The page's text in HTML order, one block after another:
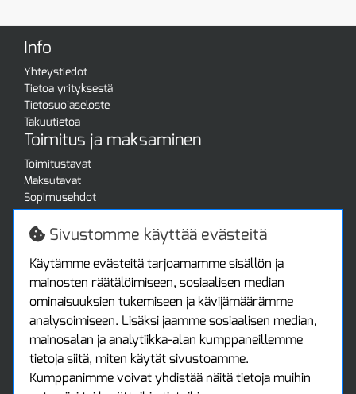
Info
Yhteystiedot
Tietoa yrityksestä
Tietosuojaseloste
Takuutietoa
Toimitus ja maksaminen
Toimitustavat
Maksutavat
Sopimusehdot
Turvallista ostamista
Jälleenmyyjille
Tax free / verovapaa myynti
Asiakastilini
Asiakastili
Luo tili
Kirjaudu sisään
Ota yhteyttä
Protools Oy
Sivustomme käyttää evästeitä
Käytämme evästeitä tarjoamamme sisällön ja
mainosten räätälöimiseen, sosiaalisen median
ominaisuuksien tukemiseen ja kävijämäärämme
analysoimiseen. Lisäksi jaamme sosiaalisen median,
mainosalan ja analytiikka-alan kumppaneillemme
tietoja siitä, miten käytät sivustoamme.
Kumppanimme voivat yhdistää näitä tietoja muihin